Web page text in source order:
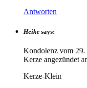
Antworten
Heike says:
Kondolenz vom 29.
Kerze angezündet
Kerze-Klein